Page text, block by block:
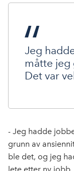
Jeg
måtte jeg
Det var
- Jeg hadde
grunn av
ble det, og jeg